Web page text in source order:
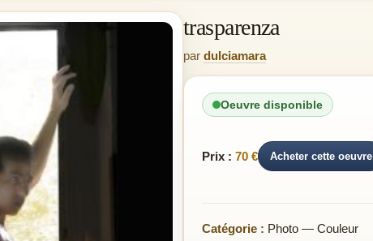
trasparenza
par dulciamara
Oeuvre disponible
Prix : 70 € Acheter cette oeuvre
Catégorie : Photo — Couleur